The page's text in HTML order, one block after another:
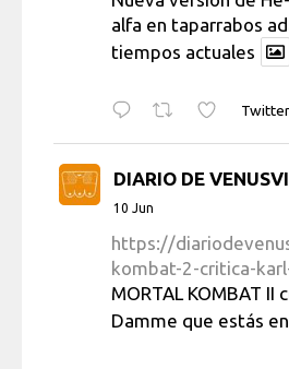
alfa en taparrabos
tiempos actuales
Twitter
DIARIO DE
10 Jun
https://
kombat-2-critica-
MORTAL KOMBAT II
Damme que estás